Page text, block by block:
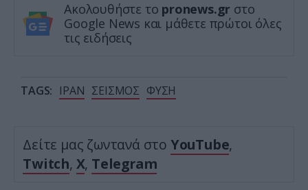
Ακολουθήστε το pronews.gr στο
Google News και μάθετε πρώτοι όλες
τις ειδήσεις
TAGS: ΙΡΑΝ ΣΕΙΣΜΟΣ ΦΥΣΗ
Δείτε μας ζωντανά στο YouTube,
Twitch, X, Telegram